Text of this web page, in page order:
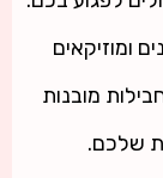
ומוזיקאים
מובנות
שלכם.